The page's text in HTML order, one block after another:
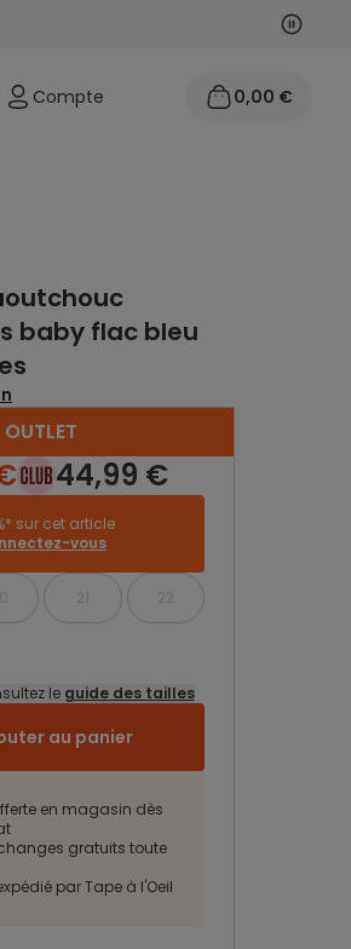
Compte 0,00 €
baby flac bleu
OUTLET
44,99 €
sur cet article
vous
21 22
le guide des tailles
au panier
en magasin dès
gratuits toute
par Tape à l'Oeil